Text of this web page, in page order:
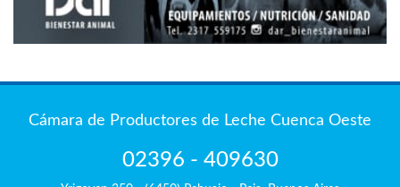
Cámara de Productores de Leche Cuenca Oeste
02396 - 409630